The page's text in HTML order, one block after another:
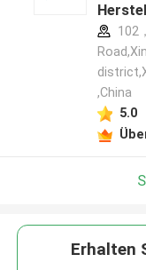
102
,China
5.0
Erhalten